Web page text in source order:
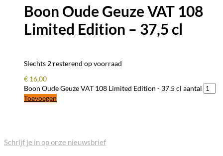
Boon Oude Geuze VAT 108
Limited Edition – 37,5 cl
Slechts 2 resterend op voorraad
€ 16,00
Boon Oude Geuze VAT 108 Limited Edition - 37,5 cl aantal
Toevoegen
Schrijf je in op onze nieuwsbrief